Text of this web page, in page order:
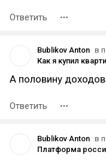
Ответить
Bublikov Anton в
А половину доходов
Ответить
Bublikov Anton в